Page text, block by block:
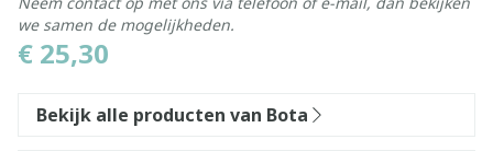
€ 25,30
we samen de mogelijkheden.
Bekijk alle producten van Bota